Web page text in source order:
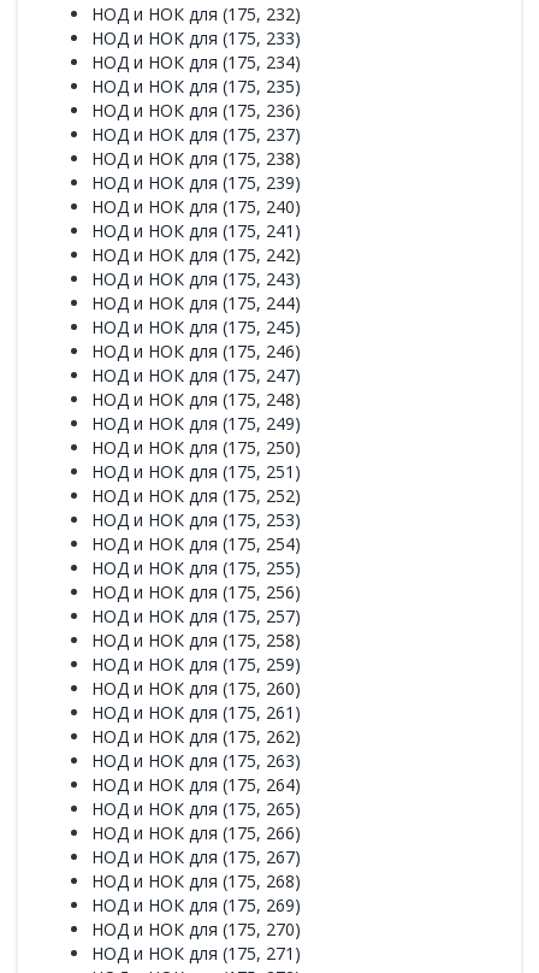
НОД и НОК для (175, 232)
НОД и НОК для (175, 233)
НОД и НОК для (175, 234)
НОД и НОК для (175, 235)
НОД и НОК для (175, 236)
НОД и НОК для (175, 237)
НОД и НОК для (175, 238)
НОД и НОК для (175, 239)
НОД и НОК для (175, 240)
НОД и НОК для (175, 241)
НОД и НОК для (175, 242)
НОД и НОК для (175, 243)
НОД и НОК для (175, 244)
НОД и НОК для (175, 245)
НОД и НОК для (175, 246)
НОД и НОК для (175, 247)
НОД и НОК для (175, 248)
НОД и НОК для (175, 249)
НОД и НОК для (175, 250)
НОД и НОК для (175, 251)
НОД и НОК для (175, 252)
НОД и НОК для (175, 253)
НОД и НОК для (175, 254)
НОД и НОК для (175, 255)
НОД и НОК для (175, 256)
НОД и НОК для (175, 257)
НОД и НОК для (175, 258)
НОД и НОК для (175, 259)
НОД и НОК для (175, 260)
НОД и НОК для (175, 261)
НОД и НОК для (175, 262)
НОД и НОК для (175, 263)
НОД и НОК для (175, 264)
НОД и НОК для (175, 265)
НОД и НОК для (175, 266)
НОД и НОК для (175, 267)
НОД и НОК для (175, 268)
НОД и НОК для (175, 269)
НОД и НОК для (175, 270)
НОД и НОК для (175, 271)